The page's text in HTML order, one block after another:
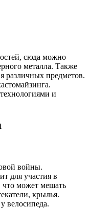
сюда можно
металла. Также
различных предметов.
и
войны.
для участия в
что может мешать
крылья.
велосипеда.